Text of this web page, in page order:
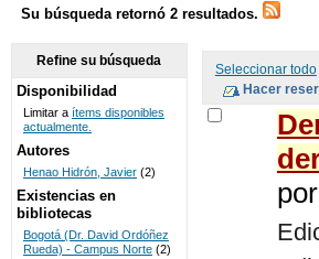
SISTEMAS
DE
BIBLIOTECAS
UNICOC
Su búsqueda retornó 2 resultados.
Seleccionar todo
por
Refine su búsqueda
Disponibilidad
Limitar a ítems disponibles
actualmente.
Autores
Henao Hidrón, Javier (2)
Existencias en
bibliotecas
Bogotá (Dr. David Ordóñez
Rueda) - Campus Norte (2)